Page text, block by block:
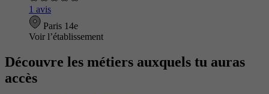
1 avis
Paris 14e
Voir l’établissement
Découvre les métiers auxquels tu auras
accès